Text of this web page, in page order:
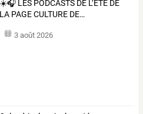
☀️🎧 LES PODCASTS DE L’ÉTÉ DE
LA PAGECULTURE DE…
3 août 2026